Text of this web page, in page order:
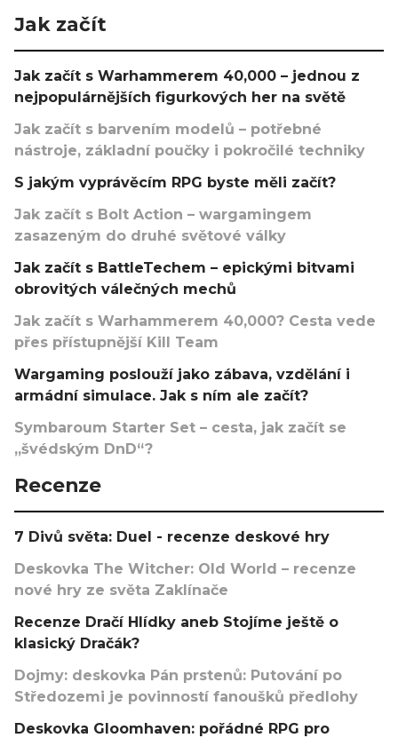
Jak začít
Jak začít s Warhammerem 40,000 – jednou z
nejpopulárnějších figurkových her na světě
Jak začít s barvením modelů – potřebné
nástroje, základní poučky i pokročilé techniky
S jakým vyprávěcím RPG byste měli začít?
Jak začít s Bolt Action – wargamingem
zasazeným do druhé světové války
Jak začít s BattleTechem – epickými bitvami
obrovitých válečných mechů
Jak začít s Warhammerem 40,000? Cesta vede
přes přístupnější Kill Team
Wargaming poslouží jako zábava, vzdělání i
armádní simulace. Jak s ním ale začít?
Symbaroum Starter Set – cesta, jak začít se
„švédským DnD“?
Recenze
7 Divů světa: Duel - recenze deskové hry
Deskovka The Witcher: Old World – recenze
nové hry ze světa Zaklínače
Recenze Dračí Hlídky aneb Stojíme ještě o
klasický Dračák?
Dojmy: deskovka Pán prstenů: Putování po
Středozemi je povinností fanoušků předlohy
Deskovka Gloomhaven: pořádné RPG pro